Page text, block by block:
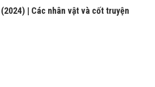
| Các nhân vật và cốt truyện